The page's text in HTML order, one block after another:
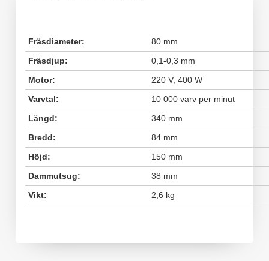
Fräsdiameter:
80 mm
Fräsdjup:
0,1-0,3 mm
Motor:
220 V, 400 W
Varvtal:
10 000 varv per minut
Längd:
340 mm
Bredd:
84 mm
Höjd:
150 mm
Dammutsug:
38 mm
Vikt:
2,6 kg